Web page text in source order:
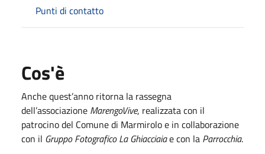
Punti di contatto
Cos'è
Anche quest’anno ritorna la rassegna
dell’associazione MarengoVive, realizzata con il
patrocino del Comune di Marmirolo e in collaborazione
con il Gruppo Fotografico La Ghiacciaiae con la Parrocchia.